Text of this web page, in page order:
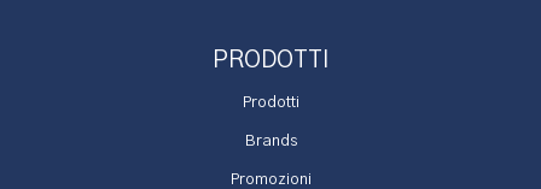
PRODOTTI
Prodotti
Brands
Promozioni